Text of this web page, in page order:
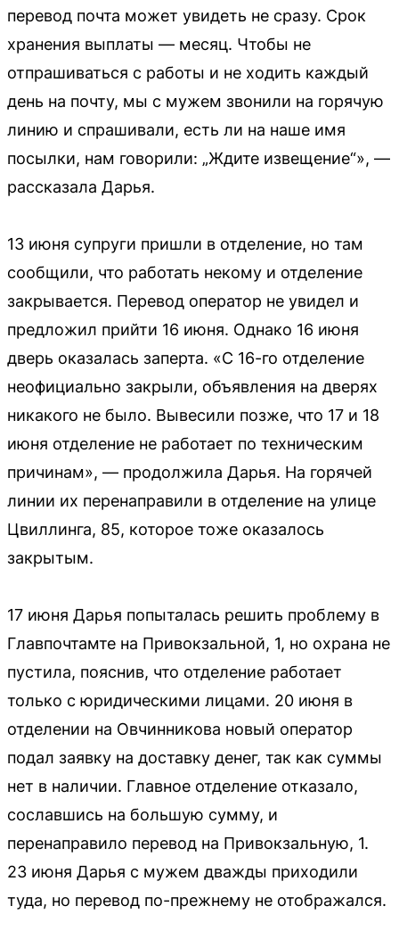
перевод почта может увидеть не сразу. Срок
хранения выплаты — месяц. Чтобы не
отпрашиваться с работы и не ходить каждый
день на почту, мы с мужем звонили на горячую
линию и спрашивали, есть ли на наше имя
посылки, нам говорили: „Ждите извещение“», —
рассказала Дарья.
13 июня супруги пришли в отделение, но там
сообщили, что работать некому и отделение
закрывается. Перевод оператор не увидел и
предложил прийти 16 июня. Однако 16 июня
дверь оказалась заперта. «С 16-го отделение
неофициально закрыли, объявления на дверях
никакого не было. Вывесили позже, что 17 и 18
июня отделение не работает по техническим
причинам», — продолжила Дарья. На горячей
линии их перенаправили в отделение на улице
Цвиллинга, 85, которое тоже оказалось
закрытым.
17 июня Дарья попыталась решить проблему в
Главпочтамте на Привокзальной, 1, но охрана не
пустила, пояснив, что отделение работает
только с юридическими лицами. 20 июня в
отделении на Овчинникова новый оператор
подал заявку на доставку денег, так как суммы
нет в наличии. Главное отделение отказало,
сославшись на большую сумму, и
перенаправило перевод на Привокзальную, 1.
23 июня Дарья с мужем дважды приходили
туда, но перевод по-прежнему не отображался.